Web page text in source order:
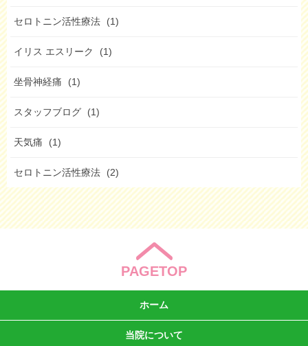
セロトニン活性療法 (1)
イリス エスリーク (1)
坐骨神経痛 (1)
スタッフブログ (1)
天気痛 (1)
セロトニン活性療法 (2)
PAGETOP
ホーム
当院について